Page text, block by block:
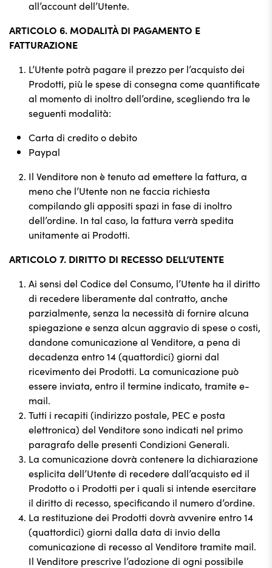
all’account dell’Utente.
ARTICOLO 6. MODALITÀ DI PAGAMENTO E
FATTURAZIONE
L’Utente potrà pagare il prezzo per l’acquisto dei
Prodotti, più le spese di consegna come quantificate
al momento di inoltro dell’ordine, scegliendo tra le
seguenti modalità:
Carta di credito o debito
Paypal
Il Venditore non è tenuto ad emettere la fattura, a
meno che l’Utente non ne faccia richiesta
compilando gli appositi spazi in fase di inoltro
dell’ordine. In tal caso, la fattura verrà spedita
unitamente ai Prodotti.
ARTICOLO 7. DIRITTO DI RECESSO DELL’UTENTE
Ai sensi del Codice del Consumo, l’Utente ha il diritto
di recedere liberamente dal contratto, anche
parzialmente, senza la necessità di fornire alcuna
spiegazione e senza alcun aggravio di spese o costi,
dandone comunicazione al Venditore, a pena di
decadenza entro 14 (quattordici) giorni dal
ricevimento dei Prodotti. La comunicazione può
essere inviata, entro il termine indicato, tramite e-
mail.
Tutti i recapiti (indirizzo postale, PEC e posta
elettronica) del Venditore sono indicati nel primo
paragrafo delle presenti Condizioni Generali.
La comunicazione dovrà contenere la dichiarazione
esplicita dell’Utente di recedere dall’acquisto ed il
Prodotto o i Prodotti per i quali si intende esercitare
il diritto di recesso, specificando il numero d’ordine.
La restituzione dei Prodotti dovrà avvenire entro 14
(quattordici) giorni dalla data di invio della
comunicazione di recesso al Venditore tramite mail.
Il Venditore prescrive l’adozione di ogni possibile